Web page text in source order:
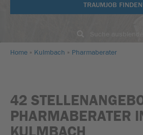
TRAUMJOB
Home Kulmbach
Pharmaberater
42
PHARMABERATER